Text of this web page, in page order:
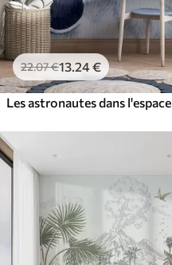
22.07€13 .24€
Les astronautes dans l'espace